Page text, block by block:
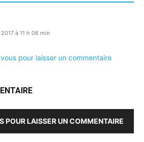
à 11 h 06 min
pour laisser un commentaire
POUR LAISSER UN COMMENTAIRE